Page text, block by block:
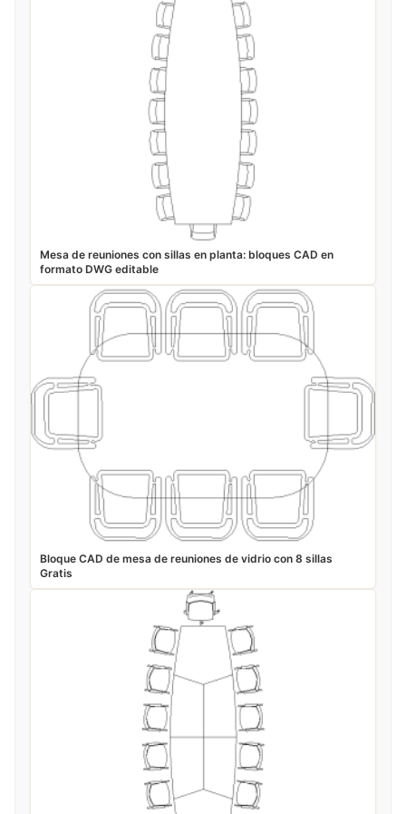
Mesa de reuniones con sillas en planta: bloques CAD en
formato DWG editable
Bloque CAD de mesa de reuniones de vidrio con 8 sillas
Gratis